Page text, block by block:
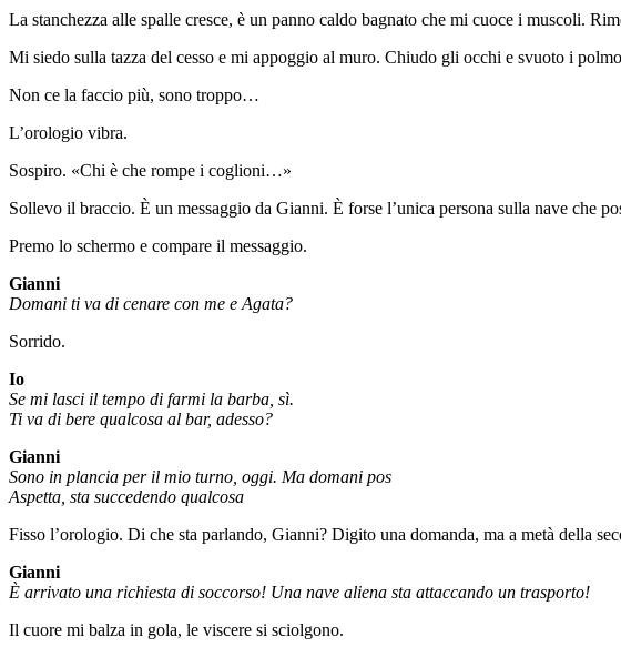
La stanchezza alle spalle cresce, è un panno caldo bagnato che mi cuoce i muscoli.
Mi siedo sulla tazza del cesso e mi appoggio al muro. Chiudo gli occhi e svuoto i
Non ce la faccio più, sono troppo…
L’orologio vibra.
Sospiro. «Chi è che rompe i coglioni…»
Sollevo il braccio. È un messaggio da Gianni. È forse l’unica persona sulla nave che
Premo lo schermo e compare il messaggio.
Gianni
Domani ti va di cenare con me e Agata?
Sorrido.
Io
Se mi lasci il tempo di farmi la barba, sì.
Ti va di bere qualcosa al bar, adesso?
Gianni
Sono in plancia per il mio turno, oggi. Ma domani pos
Aspetta, sta succedendo qualcosa
Fisso l’orologio. Di che sta parlando, Gianni? Digito una domanda, ma a metà della
Gianni
È arrivato una richiesta di soccorso! Una nave aliena sta attaccando un trasporto!
Il cuore mi balza in gola, le viscere si sciolgono.